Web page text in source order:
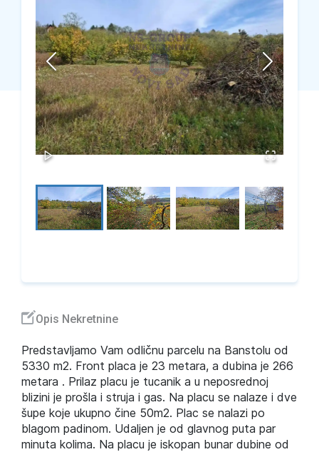
Opis Nekretnine
Predstavljamo Vam odličnu parcelu na Banstolu od
5330 m2. Front placa je 23 metara, a dubina je 266
metara . Prilaz placu je tucanik a u neposrednoj
blizini je prošla i struja i gas. Na placu se nalaze i dve
šupe koje ukupno čine 50m2. Plac se nalazi po
blagom padinom. Udaljen je od glavnog puta par
minuta kolima. Na placu je iskopan bunar dubine od